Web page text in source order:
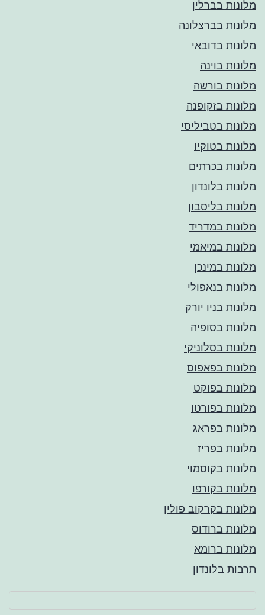
מלונות בברלין
מלונות בברצלונה
מלונות בדובאי
מלונות בוינה
מלונות בורשה
מלונות בזקופנה
מלונות בטביליסי
מלונות בטוקיו
מלונות בכרתים
מלונות בלונדון
מלונות בליסבון
מלונות במדריד
מלונות במיאמי
מלונות במינכן
מלונות בנאפולי
מלונות בניו יורק
מלונות בסופיה
מלונות בסלוניקי
מלונות בפאפוס
מלונות בפוקט
מלונות בפורטו
מלונות בפראג
מלונות בפריז
מלונות בקוסמוי
מלונות בקורפו
מלונות בקרקוב פולין
מלונות ברודוס
מלונות ברומא
תרבות בלונדון